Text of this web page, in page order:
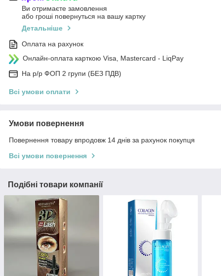
Ви отримаєте замовлення
або гроші повернуться на вашу картку
Детальніше
Оплата на рахунок
Онлайн-оплата карткою Visa, Mastercard - LiqPay
На р/р ФОП 2 групи (БЕЗ ПДВ)
Всі умови оплати
Умови повернення
Повернення товару впродовж 14 днів за рахунок покупця
Всі умови повернення
Подібні товари компанії